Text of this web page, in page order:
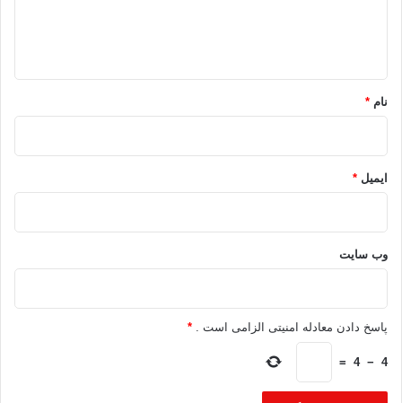
نام *
ایمیل *
وب‌ سایت
پاسخ دادن معادله امنیتی الزامی است . *
4
−
4
=